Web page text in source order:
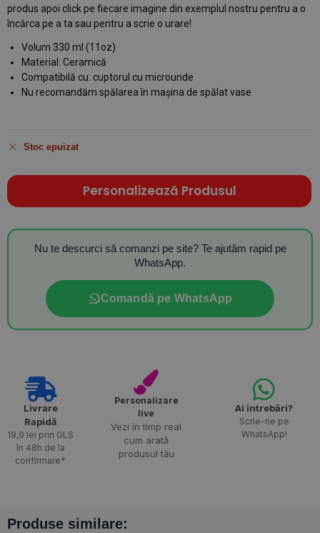
produs apoi click pe fiecare imagine din exemplul nostru pentru a o
încărca pe a ta sau pentru a scrie o urare!
Volum 330 ml (11oz)
Material: Ceramică
Compatibilă cu: cuptorul cu microunde
Nu recomandăm spălarea în mașina de spălat vase
Stoc epuizat
Personalizează Produsul
Nu te descurci să comanzi pe site? Te ajutăm rapid pe
WhatsApp.
Comandă pe WhatsApp
Livrare
Rapidă​
19,9 lei prin GLS
în 48h de la
confirmare*
Personalizare
live
Vezi în timp real
cum arată
produsul tău
Ai întrebări?
Scrie-ne pe
WhatsApp!
Produse similare: